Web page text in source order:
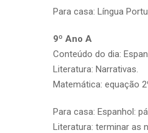
Para casa: Língua
9º Ano A
Conteúdo do dia:
Literatura: Narrativas.
Matemática: equação
Para casa: Espanhol:
Literatura: terminar as